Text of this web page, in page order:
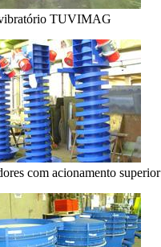
TUVIMAG
com acionamento superior